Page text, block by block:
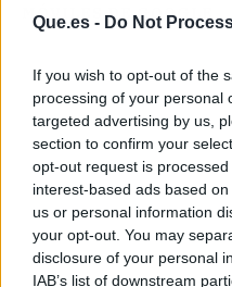
Que.es - Do Not
If you wish to opt-out of the
processing of your personal
targeted advertising by us,
section to confirm your
opt-out request is
interest-based ads based
us or personal information
your opt-out. You may
disclosure of your personal
IAB’s list of downstream
MÓVILES DE GOOGLE